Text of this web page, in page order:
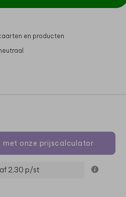
en producten
met onze prijscalculator
2,30 p/st